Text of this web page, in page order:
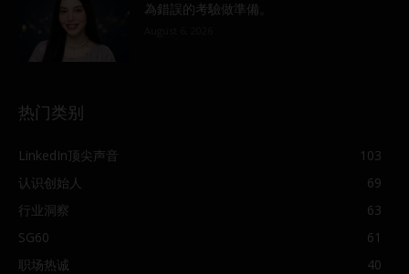
為錯誤的考驗做準備。
热门类别
LinkedIn顶尖声音
103
认识创始人
69
行业洞察
63
SG60
61
职场热诚
40